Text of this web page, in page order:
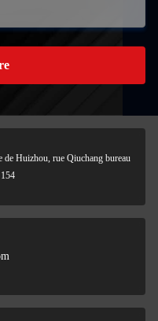
Huizhou, rue Qiuchang bureau